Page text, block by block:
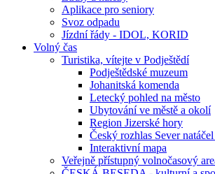
Aplikace pro seniory
Svoz odpadu
Jízdní řády - IDOL, KORID
Volný čas
Turistika, vítejte v Podještědí
Podještědské muzeum
Johanitská komenda
Letecký pohled na město
Ubytování ve městě a okolí
Region Jizerské hory
Český rozhlas Sever
Interaktivní mapa
Veřejně přístupný volnočasový